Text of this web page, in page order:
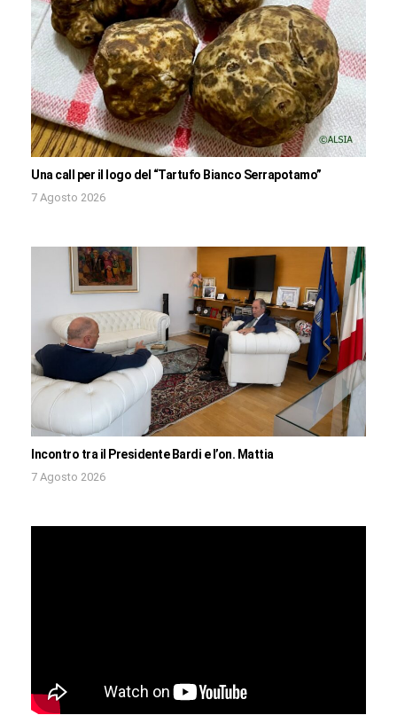
Una call per il logo del “Tartufo Bianco Serrapotamo”
7 Agosto 2026
Incontro tra il Presidente Bardi e l’on. Mattia
7 Agosto 2026